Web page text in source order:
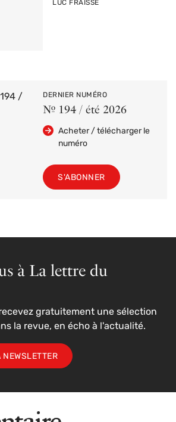
PAR
LUC FRAISSE
DERNIER NUMÉRO
Nº 194 / été 2026
Acheter / télécharger le
numéro
S'ABONNER
à La lettre du
gratuitement une sélection
la revue, en écho à l'actualité.